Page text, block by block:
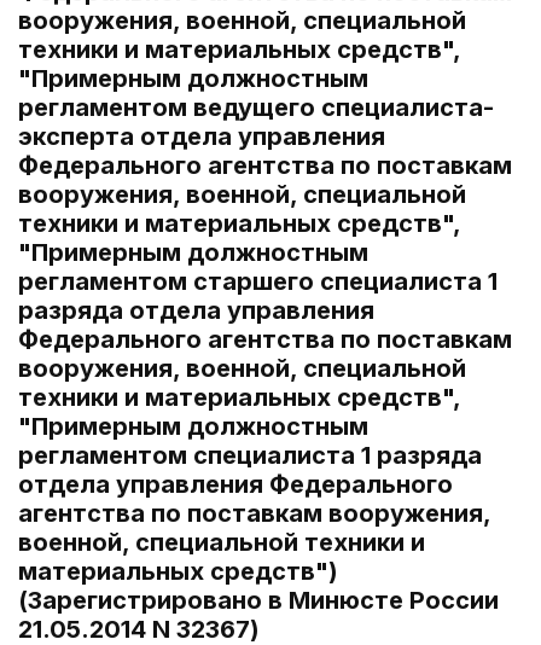
вооружения, военной, специальной
техники и материальных средств",
"Примерным должностным
регламентом ведущего специалиста-
эксперта отдела управления
Федерального агентства по поставкам
вооружения, военной, специальной
техники и материальных средств",
"Примерным должностным
регламентом старшего специалиста 1
разряда отдела управления
Федерального агентства по поставкам
вооружения, военной, специальной
техники и материальных средств",
"Примерным должностным
регламентом специалиста 1 разряда
отдела управления Федерального
агентства по поставкам вооружения,
военной, специальной техники и
материальных средств")
(Зарегистрировано в Минюсте России
21.05.2014 N 32367)